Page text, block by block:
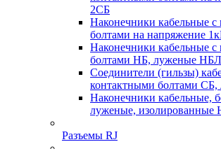
2СБ
Наконечники кабельные с
болтами на напряжение
Наконечники кабельные с
болтами НБ, луженые НБЛ
Соединители (гильзы)
контактными болтами
Наконечники кабельные,
луженые, изолированные
Разъемы RJ